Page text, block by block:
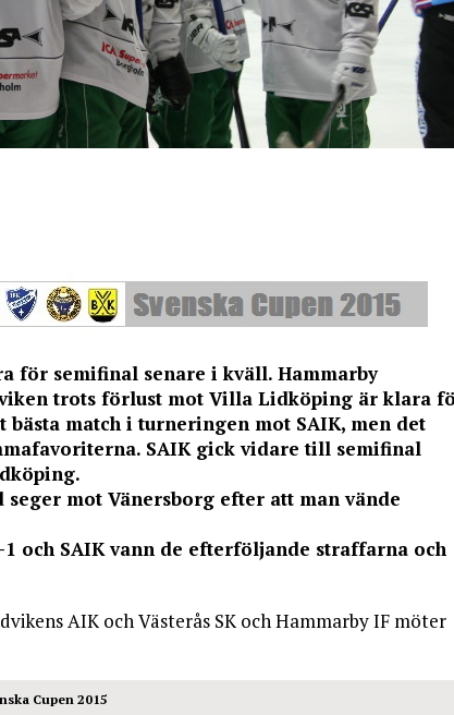
för semifinal senare i kväll. Hammarby
trots förlust mot Villa Lidköping är klara
match i turneringen mot SAIK, men det
SAIK gick vidare till semifinal
mot Vänersborg efter att man vände
1 och SAIK vann de efterföljande straffarna och
AIK och Västerås SK och Hammarby IF möter
Cupen 2015